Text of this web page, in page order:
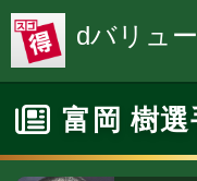
dバリュ
富岡 樹